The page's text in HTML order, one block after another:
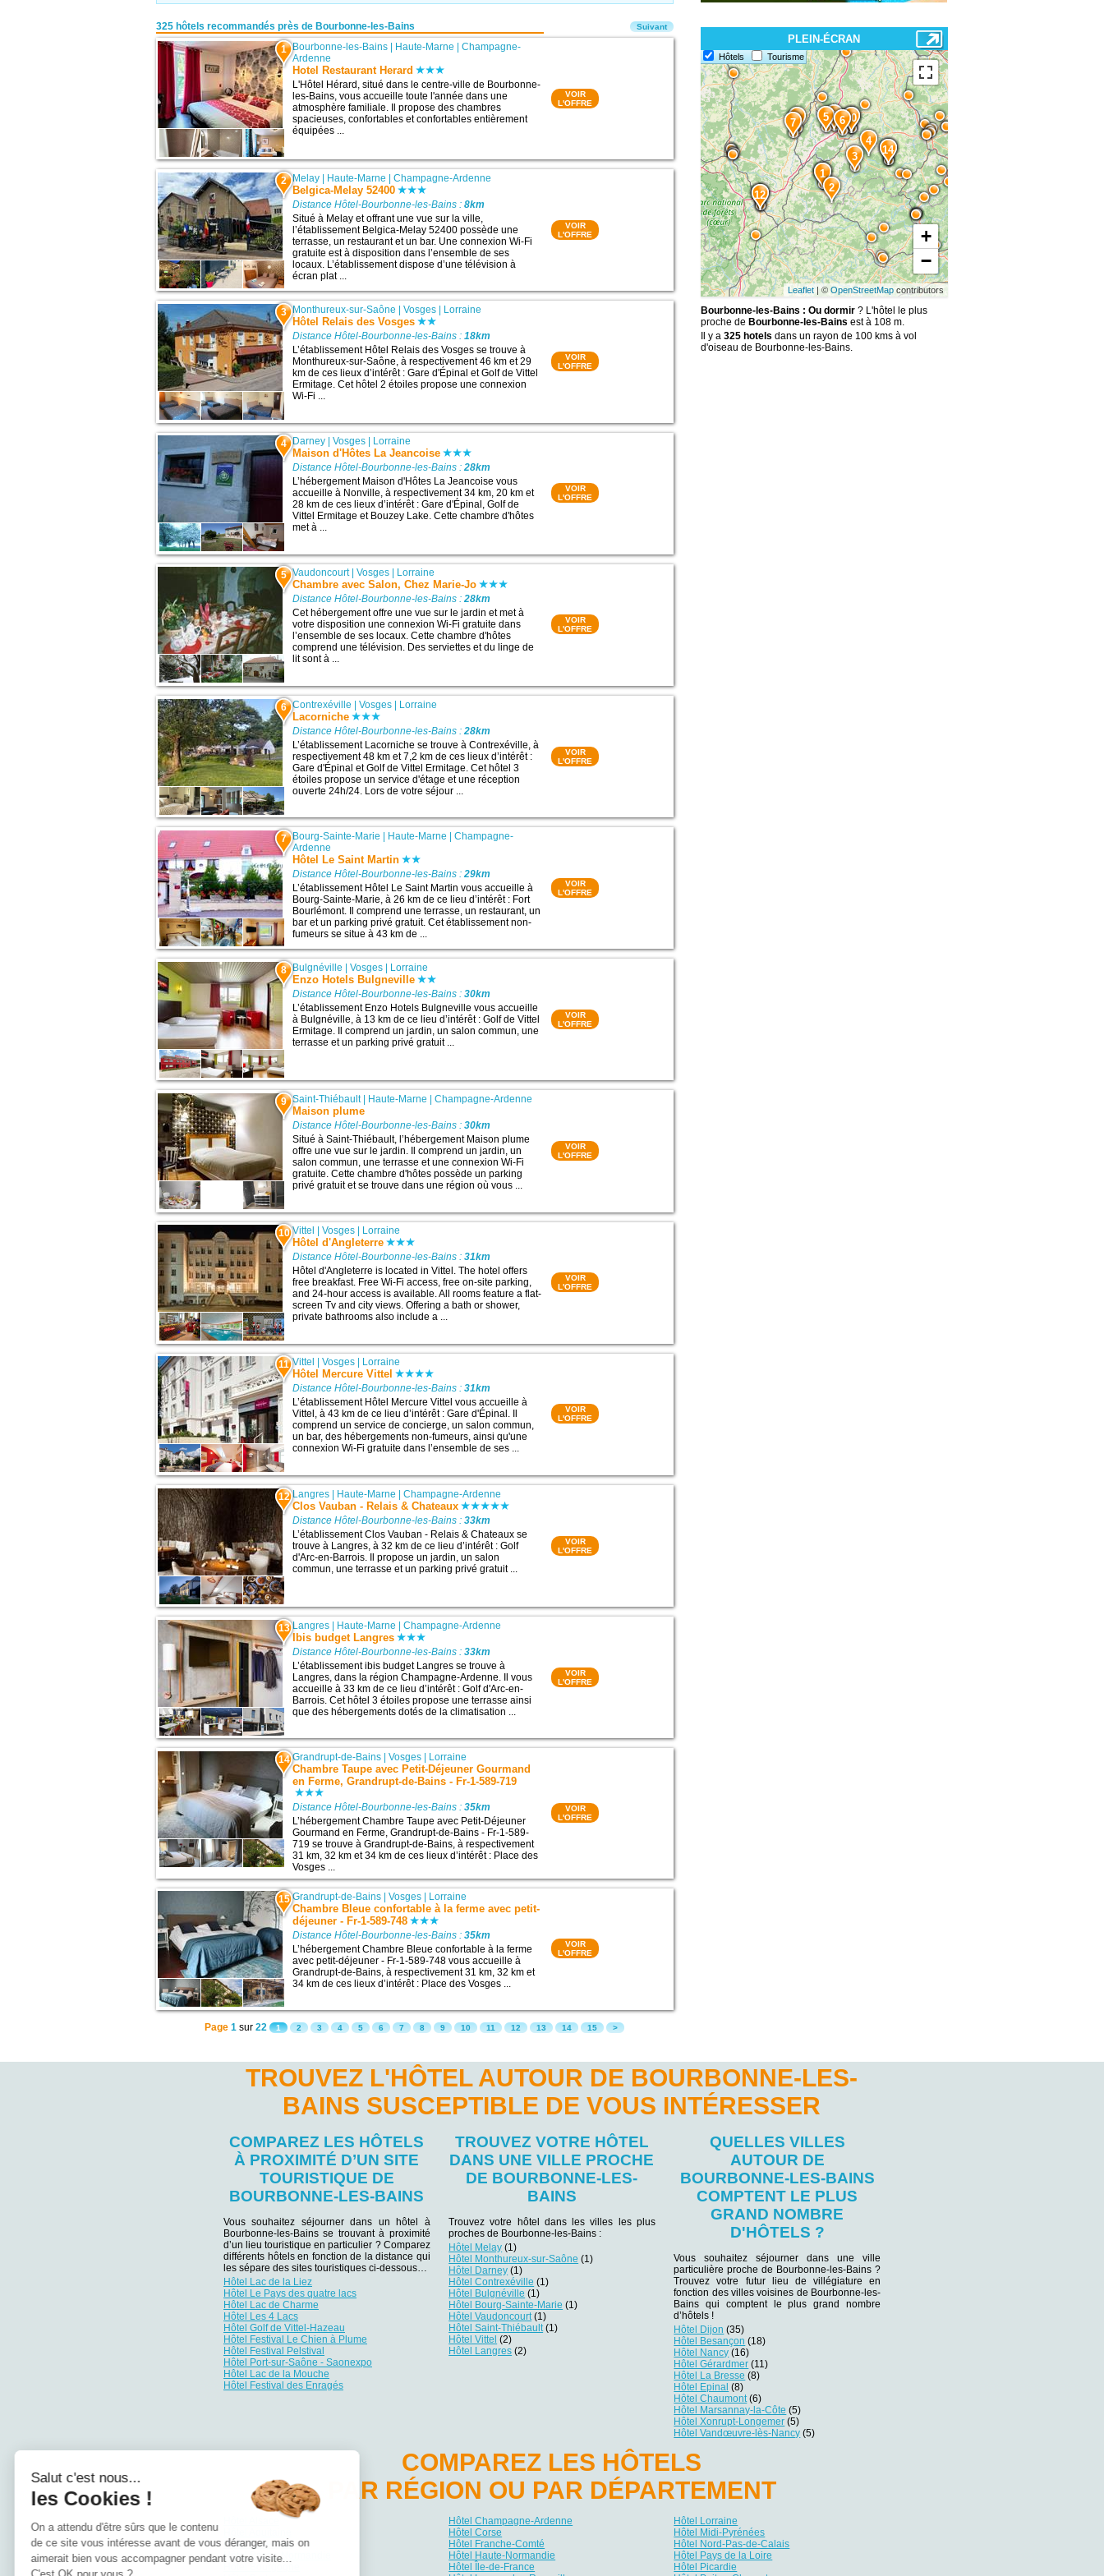
325 hôtels recommandés près de Bourbonne-les-Bains
1 Bourbonne-les-Bains | Haute-Marne |Champagne-
Ardenne
Hotel Restaurant Herard
L'Hôtel Hérard, situé dans le centre-ville de Bourbonne-
les-Bains, vous accueille toute l'année dans une
atmosphère familiale. Il propose des chambres
spacieuses, confortables et confortables entièrement
équipées ...
VOIR
L'OFFRE
2 Melay | Haute-Marne |Champagne-Ardenne
Belgica-Melay 52400
Distance Hôtel-Bourbonne-les-Bains :8km
Situé à Melay et offrant une vue sur la ville,
l’établissement Belgica-Melay 52400 possède une
terrasse, un restaurant et un bar. Une connexion Wi-Fi
gratuite est à disposition dans l’ensemble de ses
locaux. L’établissement dispose d’une télévision à
écran plat ...
VOIR
L'OFFRE
3 Monthureux-sur-Saône |Vosges Lorraine
Hôtel Relais des Vosges
Distance Hôtel-Bourbonne-les-Bains :18km
L’établissement Hôtel Relais des Vosges se trouve à
Monthureux-sur-Saône, à respectivement 46 km et 29
km de ces lieux d’intérêt : Gare d'Épinal et Golf de Vittel
Ermitage. Cet hôtel 2 étoiles propose une connexion
Wi-Fi ...
VOIR
L'OFFRE
4 Darney |Vosges Lorraine
Maison d'Hôtes La Jeancoise
Distance Hôtel-Bourbonne-les-Bains :28km
L’hébergement Maison d'Hôtes La Jeancoise vous
accueille à Nonville, à respectivement 34 km, 20 km et
28 km de ces lieux d’intérêt : Gare d'Épinal, Golf de
Vittel Ermitage et Bouzey Lake. Cette chambre d'hôtes
met à ...
VOIR
L'OFFRE
5 Vaudoncourt|Vosges Lorraine
Chambre avec Salon, Chez Marie-Jo
Distance Hôtel-Bourbonne-les-Bains :28km
Cet hébergement offre une vue sur le jardin et met à
votre disposition une connexion Wi-Fi gratuite dans
l’ensemble de ses locaux. Cette chambre d'hôtes
comprend une télévision. Des serviettes et du linge de
lit sont à ...
VOIR
L'OFFRE
6 Contrexéville |Vosges | Lorraine
Lacorniche
Distance Hôtel-Bourbonne-les-Bains :28km
L’établissement Lacorniche se trouve à Contrexéville, à
respectivement 48 km et 7,2 km de ces lieux d’intérêt :
Gare d'Épinal et Golf de Vittel Ermitage. Cet hôtel 3
étoiles propose un service d'étage et une réception
ouverte 24h/24. Lors de votre séjour ...
VOIR
L'OFFRE
7 Bourg-Sainte-Marie | Haute-Marne |Champagne-
Ardenne
Hôtel Le Saint Martin
Distance Hôtel-Bourbonne-les-Bains :29km
L’établissement Hôtel Le Saint Martin vous accueille à
Bourg-Sainte-Marie, à 26 km de ce lieu d’intérêt : Fort
Bourlémont. Il comprend une terrasse, un restaurant, un
bar et un parking privé gratuit. Cet établissement non-
fumeurs se situe à 43 km de ...
VOIR
L'OFFRE
8 Bulgnéville |Vosges | Lorraine
Enzo Hotels Bulgneville
Distance Hôtel-Bourbonne-les-Bains :30km
L’établissement Enzo Hotels Bulgneville vous accueille
à Bulgnéville, à 13 km de ce lieu d’intérêt : Golf de Vittel
Ermitage. Il comprend un jardin, un salon commun, une
terrasse et un parking privé gratuit ...
VOIR
L'OFFRE
9 Saint-Thiébault| Haute-Marne |Champagne-Ardenne
Maison plume
Distance Hôtel-Bourbonne-les-Bains :30km
Situé à Saint-Thiébault, l’hébergement Maison plume
offre une vue sur le jardin. Il comprend un jardin, un
salon commun, une terrasse et une connexion Wi-Fi
gratuite. Cette chambre d'hôtes possède un parking
privé gratuit et se trouve dans une région où vous ...
VOIR
L'OFFRE
10 Vittel |Vosges Lorraine
Hôtel d'Angleterre
Distance Hôtel-Bourbonne-les-Bains :31km
Hôtel d'Angleterre is located in Vittel. The hotel offers
free breakfast. Free Wi-Fi access, free on-site parking,
and 24-hour access is available. All rooms feature a flat-
screen Tv and city views. Offering a bath or shower,
private bathrooms also include a ...
VOIR
L'OFFRE
11 Vittel |Vosges Lorraine
Hôtel Mercure Vittel
Distance Hôtel-Bourbonne-les-Bains :31km
L’établissement Hôtel Mercure Vittel vous accueille à
Vittel, à 43 km de ce lieu d’intérêt : Gare d'Épinal. Il
comprend un service de concierge, un salon commun,
un bar, des hébergements non-fumeurs, ainsi qu'une
connexion Wi-Fi gratuite dans l’ensemble de ses ...
VOIR
L'OFFRE
12 Langres | Haute-Marne |Champagne-Ardenne
Clos Vauban - Relais & Chateaux
Distance Hôtel-Bourbonne-les-Bains :33km
L’établissement Clos Vauban - Relais & Chateaux se
trouve à Langres, à 32 km de ce lieu d’intérêt : Golf
d'Arc-en-Barrois. Il propose un jardin, un salon
commun, une terrasse et un parking privé gratuit ...
VOIR
L'OFFRE
13 Langres | Haute-Marne |Champagne-Ardenne
Ibis budget Langres
Distance Hôtel-Bourbonne-les-Bains :33km
L’établissement ibis budget Langres se trouve à
Langres, dans la région Champagne-Ardenne. Il vous
accueille à 33 km de ce lieu d’intérêt : Golf d'Arc-en-
Barrois. Cet hôtel 3 étoiles propose une terrasse ainsi
que des hébergements dotés de la climatisation ...
VOIR
L'OFFRE
14 Grandrupt-de-Bains |Vosges Lorraine
Chambre Taupe avec Petit-Déjeuner Gourmand
en Ferme, Grandrupt-de-Bains - Fr-1-589-719
Distance Hôtel-Bourbonne-les-Bains :35km
L’hébergement Chambre Taupe avec Petit-Déjeuner
Gourmand en Ferme, Grandrupt-de-Bains - Fr-1-589-
719 se trouve à Grandrupt-de-Bains, à respectivement
31 km, 32 km et 34 km de ces lieux d’intérêt : Place des
Vosges ...
VOIR
L'OFFRE
15 Grandrupt-de-Bains |Vosges Lorraine
Chambre Bleue confortable à la ferme avec petit-
déjeuner - Fr-1-589-748
Distance Hôtel-Bourbonne-les-Bains :35km
L’hébergement Chambre Bleue confortable à la ferme
avec petit-déjeuner - Fr-1-589-748 vous accueille à
Grandrupt-de-Bains, à respectivement 31 km, 32 km et
34 km de ces lieux d’intérêt : Place des Vosges ...
VOIR
L'OFFRE
Suivant
Page 1 sur22 1 2 3 4 5 6 7 8 9 10 11 12 13 14 15 >
PLEIN-ÉCRAN
Hôtels Tourisme
15
14
13
12
11
10
9 8
7 6
5
4
3
2
1
+
−
Leaflet | ©OpenStreetMap contributors
Bourbonne-les-Bains : Ou dormir? L'hôtel le plus
proche de Bourbonne-les-Bains est à 108 m.
Il y a 325 hotels dans un rayon de 100 kms à vol
d'oiseau de Bourbonne-les-Bains.
TROUVEZ L'HÔTEL AUTOUR DE BOURBONNE-LES-
BAINS SUSCEPTIBLE DE VOUS INTÉRESSER
COMPAREZ LES HÔTELS
À PROXIMITÉ D’UN SITE
TOURISTIQUE DE
BOURBONNE-LES-BAINS
Vous souhaitez séjourner dans un hôtel à
Bourbonne-les-Bains se trouvant à proximité
d’un lieu touristique en particulier ? Comparez
différents hôtels en fonction de la distance qui
les sépare des sites touristiques ci-dessous…
Hôtel Lac de la Liez
Hôtel Le Pays des quatre lacs
Hôtel Lac de Charme
Hôtel Les 4 Lacs
Hôtel Golf de Vittel-Hazeau
Hôtel Festival Le Chien à Plume
Hôtel Festival Pelstival
Hôtel Port-sur-Saône - Saonexpo
Hôtel Lac de la Mouche
Hôtel Festival des Enragés
TROUVEZ VOTRE HÔTEL
DANS UNE VILLE PROCHE
DE BOURBONNE-LES-
BAINS
Trouvez votre hôtel dans les villes les plus
proches de Bourbonne-les-Bains :
Hôtel Melay (1)
Hôtel Monthureux-sur-Saône (1)
Hôtel Darney (1)
Hôtel Contrexéville (1)
Hôtel Bulgnéville (1)
Hôtel Bourg-Sainte-Marie (1)
Hôtel Vaudoncourt (1)
Hôtel Saint-Thiébault (1)
Hôtel Vittel (2)
Hôtel Langres (2)
QUELLES VILLES
AUTOUR DE
BOURBONNE-LES-BAINS
COMPTENT LE PLUS
GRAND NOMBRE
D'HÔTELS ?
Vous souhaitez séjourner dans une ville
particulière proche de Bourbonne-les-Bains ?
Trouvez votre futur lieu de villégiature en
fonction des villes voisines de Bourbonne-les-
Bains qui comptent le plus grand nombre
d’hôtels !
Hôtel Dijon (35)
Hôtel Besançon (18)
Hôtel Nancy (16)
Hôtel Gérardmer (11)
Hôtel La Bresse (8)
Hôtel Epinal (8)
Hôtel Chaumont (6)
Hôtel Marsannay-la-Côte (5)
Hôtel Xonrupt-Longemer (5)
Hôtel Vandœuvre-lès-Nancy (5)
COMPAREZ LES HÔTELS
PAR RÉGION OU PAR DÉPARTEMENT
Hôtel Auvergne
Hôtel Basse-Normandie
Hôtel Champagne-Ardenne
Hôtel Corse
Hôtel Franche-Comté
Hôtel Haute-Normandie
Hôtel Île-de-France
Hôtel Lorraine
Hôtel Midi-Pyrénées
Hôtel Nord-Pas-de-Calais
Hôtel Pays de la Loire
Hôtel Picardie
Salut c'est nous...
les Cookies !
On a attendu d'être sûrs que le contenu
de ce site vous intéresse avant de vous déranger, mais on
aimerait bien vous accompagner pendant votre visite...